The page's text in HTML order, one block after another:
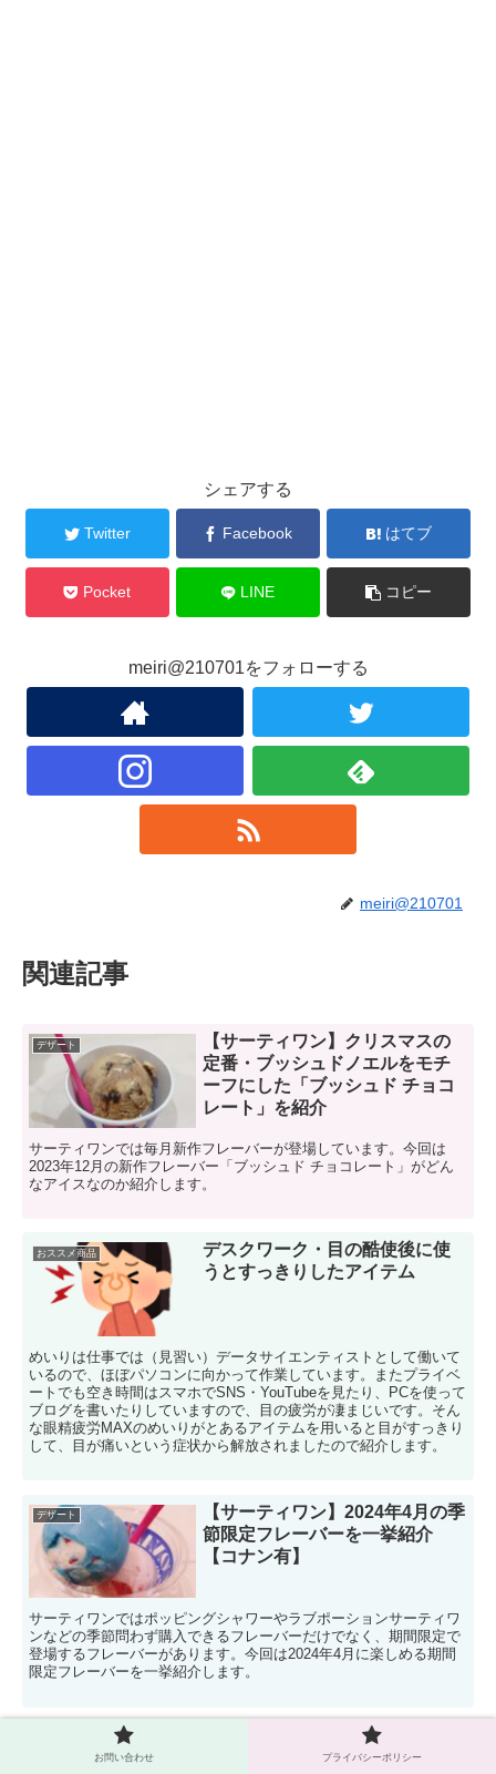
シェアする
Twitter Facebook はてブ
Pocket LINE コピー
meiri@210701をフォローする
meiri@210701
関連記事
デザート
【サーティワン】クリスマスの
定番・ブッシュドノエルをモチ
ーフにした「ブッシュド チョコ
レート」を紹介
サーティワンでは毎月新作フレーバーが登場しています。今回は
2023年12月の新作フレーバー「ブッシュド チョコレート」がどん
なアイスなのか紹介します。
おススメ商品
デスクワーク・目の酷使後に使
うとすっきりしたアイテム
めいりは仕事では（見習い）データサイエンティストとして働いて
いるので、ほぼパソコンに向かって作業しています。またプライベ
ートでも空き時間はスマホでSNS・YouTubeを見たり、PCを使って
ブログを書いたりしていますので、目の疲労が凄まじいです。そん
な眼精疲労MAXのめいりがとあるアイテムを用いると目がすっきり
して、目が痛いという症状から解放されましたので紹介します。
デザート
【サーティワン】2024年4月の季
節限定フレーバーを一挙紹介
【コナン有】
サーティワンではポッピングシャワーやラブポーションサーティワ
ンなどの季節問わず購入できるフレーバーだけでなく、期間限定で
登場するフレーバーがあります。今回は2024年4月に楽しめる期間
限定フレーバーを一挙紹介します。
【サーティワン】11月のフレー
バーオブザマンス『ラムレーズ
お問い合わせ プライバシーポリシー